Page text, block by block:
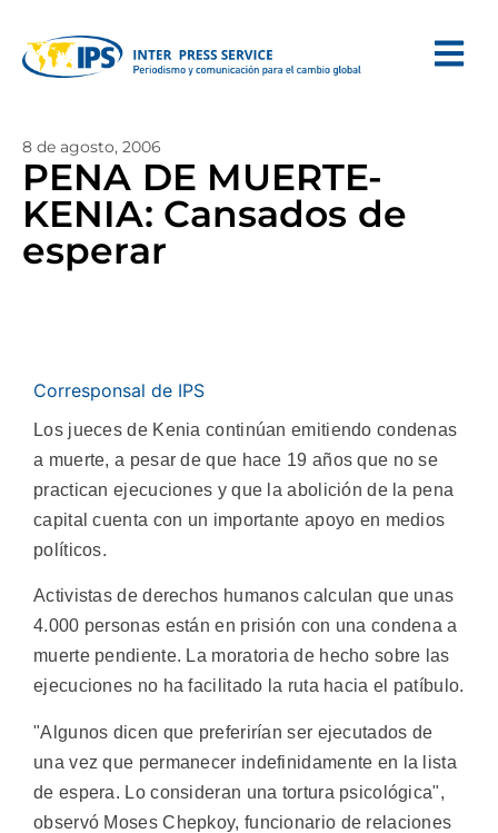
8 de agosto, 2006
PENA DE MUERTE-
KENIA: Cansados de
esperar
Corresponsal de IPS
Los jueces de Kenia continúan emitiendo condenas
a muerte, a pesar de que hace 19 años que no se
practican ejecuciones y que la abolición de la pena
capital cuenta con un importante apoyo en medios
políticos.
Activistas de derechos humanos calculan que unas
4.000 personas están en prisión con una condena a
muerte pendiente. La moratoria de hecho sobre las
ejecuciones no ha facilitado la ruta hacia el patíbulo.
"Algunos dicen que preferirían ser ejecutados de
una vez que permanecer indefinidamente en la lista
de espera. Lo consideran una tortura psicológica",
observó Moses Chepkoy, funcionario de relaciones